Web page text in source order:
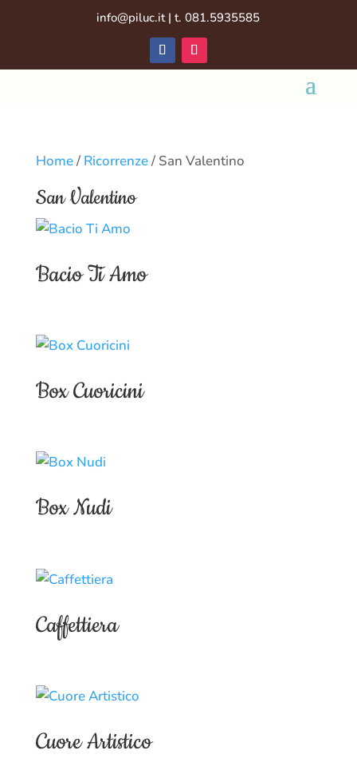
info@piluc.it |t. 081.5935585
Home/ Ricorrenze/ San Valentino
San Valentino
Bacio Ti Amo
Box Cuoricini
Box Nudi
Caffettiera
Cuore Artistico